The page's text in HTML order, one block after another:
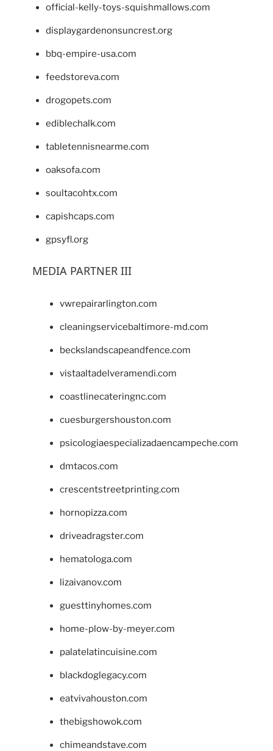
official-kelly-toys-squishmallows.com
displaygardenonsuncrest.org
bbq-empire-usa.com
feedstoreva.com
drogopets.com
ediblechalk.com
tabletennisnearme.com
oaksofa.com
soultacohtx.com
capishcaps.com
gpsyfl.org
MEDIA PARTNER III
vwrepairarlington.com
cleaningservicebaltimore-md.com
beckslandscapeandfence.com
vistaaltadelveramendi.com
coastlinecateringnc.com
cuesburgershouston.com
psicologiaespecializadaencampeche.com
dmtacos.com
crescentstreetprinting.com
hornopizza.com
driveadragster.com
hematologa.com
lizaivanov.com
guesttinyhomes.com
home-plow-by-meyer.com
palatelatincuisine.com
blackdoglegacy.com
eatvivahouston.com
thebigshowok.com
chimeandstave.com